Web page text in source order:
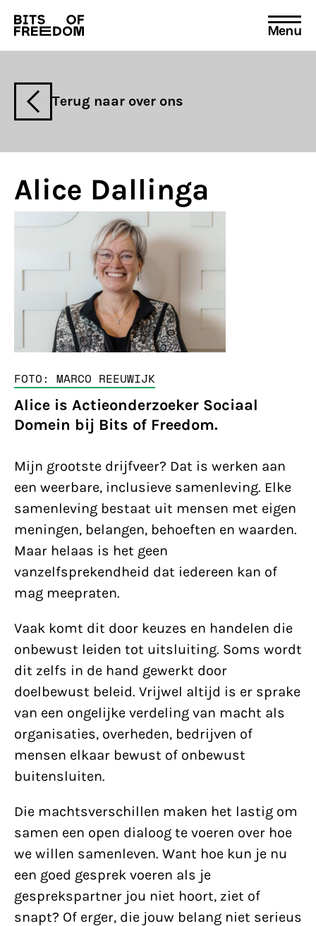
Search
for:
Menu
Terug naar over ons
Alice Dallinga
FOTO: MARCO REEUWIJK
Alice is Actieonderzoeker Sociaal
Domein bij Bits of Freedom.
Mijn grootste drijfveer? Dat is werken aan
een weerbare, inclusieve samenleving. Elke
samenleving bestaat uit mensen met eigen
meningen, belangen, behoeften en waarden.
Maar helaas is het geen
vanzelfsprekendheid dat iedereen kan of
mag meepraten.
Vaak komt dit door keuzes en handelen die
onbewust leiden tot uitsluiting. Soms wordt
dit zelfs in de hand gewerkt door
doelbewust beleid. Vrijwel altijd is er sprake
van een ongelijke verdeling van macht als
organisaties, overheden, bedrijven of
mensen elkaar bewust of onbewust
buitensluiten.
Die machtsverschillen maken het lastig om
samen een open dialoog te voeren over hoe
we willen samenleven. Want hoe kun je nu
een goed gesprek voeren als je
gesprekspartner jou niet hoort, ziet of
snapt? Of erger, die jouw belang niet serieus